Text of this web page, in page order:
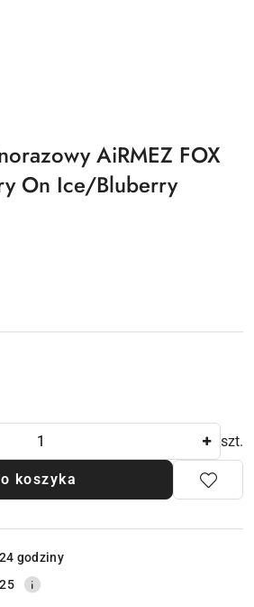
AiRMEZ FOX
On Ice/Bluberry
szt.
koszyka
24 godziny
25